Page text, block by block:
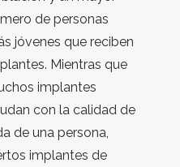
de personas
jóvenes que reciben
Mientras que
implantes
con la calidad de
de una persona,
implantes de